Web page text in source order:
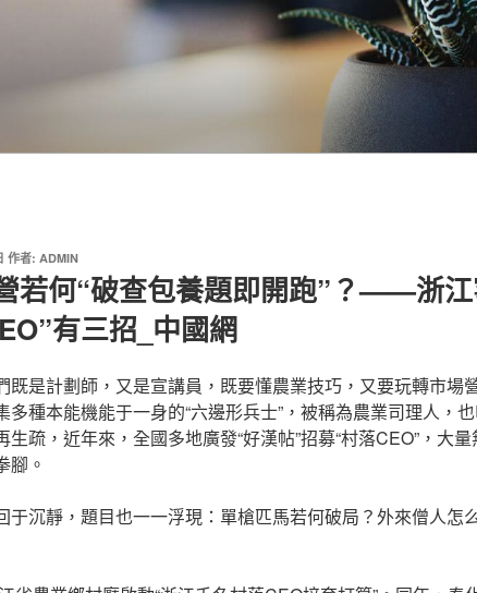
作者: ADMIN
若何“破查包養題即開跑”？——浙
有三招_中國網
既是計劃師，又是宣講員，既要懂農業技巧，又要玩轉市場
種本能機能于一身的“六邊形兵士”，被稱為農業司理人，也
生疏，近年來，全國多地廣發“好漢帖”招募“村落CEO”，大
腳。
于沉靜，題目也一一浮現：單槍匹馬若何破局？外來僧人怎